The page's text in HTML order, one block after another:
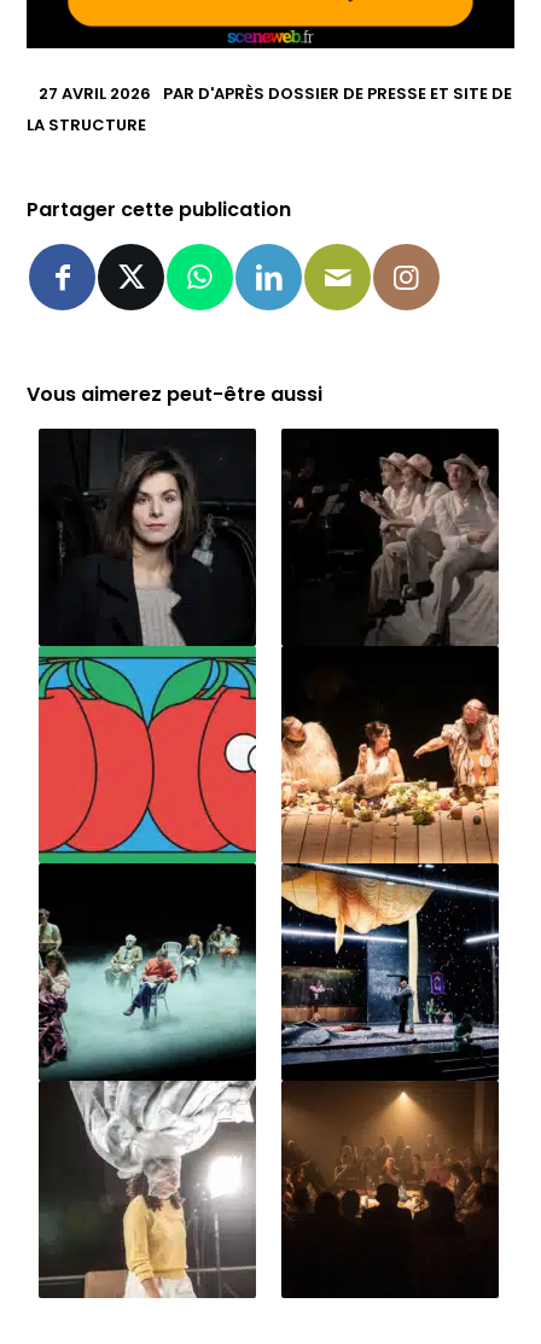
27 AVRIL 2026 PAR D'APRÈS DOSSIER DE PRESSE ET SITE DE
LA STRUCTURE
Partager cette publication
Vous aimerez peut-être aussi